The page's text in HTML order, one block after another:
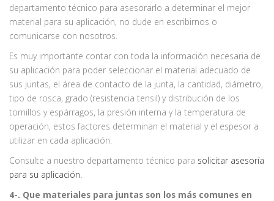
departamento técnico para asesorarlo a determinar el mejor
material para su aplicación, no dude en escribirnos o
comunicarse con nosotros.
Es muy importante contar con toda la información necesaria de
su aplicación para poder seleccionar el material adecuado de
sus juntas, el área de contacto de la junta, la cantidad, diámetro,
tipo de rosca, grado (resistencia tensil) y distribución de los
tornillos y espárragos, la presión interna y la temperatura de
operación, estos factores determinan el material y el espesor a
utilizar en cada aplicación.
Consulte a nuestro departamento técnico para solicitar asesoría
para su aplicación.
4-. Que materiales para juntas son los más comunes en